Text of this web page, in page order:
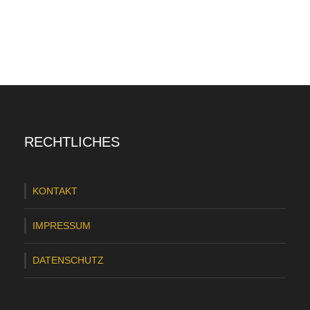
RECHTLICHES
KONTAKT
IMPRESSUM
DATENSCHUTZ